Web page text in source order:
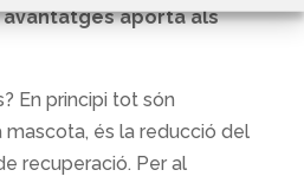
aporta als
En principi tot són
mascota, és la reducció del
recuperació. Per al